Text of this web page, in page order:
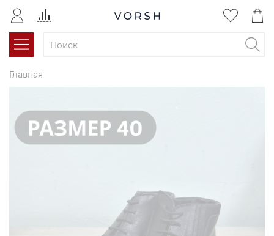
Главная